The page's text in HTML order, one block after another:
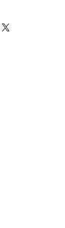
Elite Deep Jaw